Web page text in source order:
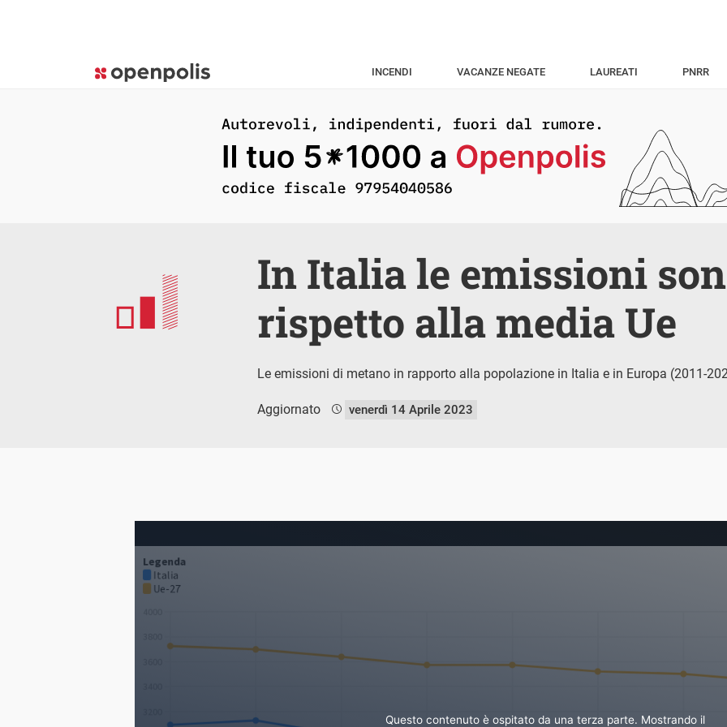
INCENDI VACANZE NEGATE LAUREATI PNRR
In Italia le emissioni
rispetto alla media Ue
Le emissioni di metano in rapporto alla popolazione in Italia e in Europa (2011-
Aggiornato venerdì 14 Aprile 2023
Questo contenuto è ospitato da una terza parte. Mostrando il